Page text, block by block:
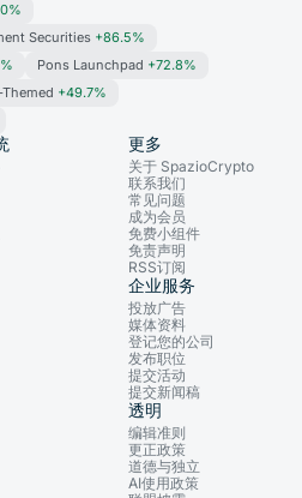
Securities +86.5%
Pons Launchpad +72.8%
+49.7%
更多
关于 SpazioCrypto
联系我们
常见问题
成为会员
免费小组件
免责声明
RSS订阅
企业服务
投放广告
媒体资料
登记您的公司
发布职位
提交活动
提交新闻稿
透明
编辑准则
更正政策
道德与独立
AI使用政策